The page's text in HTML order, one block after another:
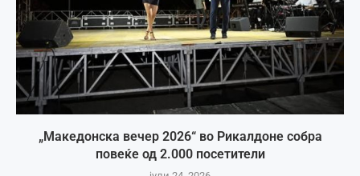
„Македонска вечер 2026“ во Рикалдоне собра
повеќе од 2.000 посетители